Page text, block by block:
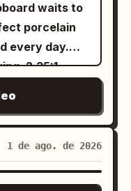
waits to
porcelain
every day.
2.35:1.
1 de ago. de 2026
SEEDANCE-2.5